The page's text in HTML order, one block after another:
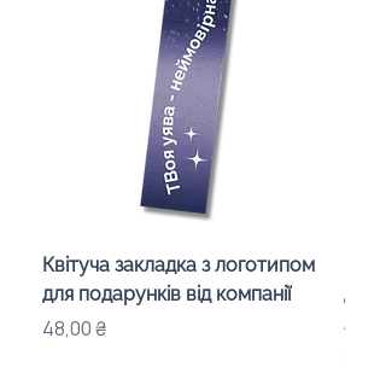
Квітуча закладка з логотипом
для подарунків від компанії
Ціна
48,00 ₴
для
Ціна